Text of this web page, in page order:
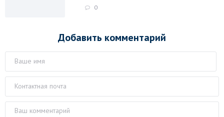
0
Добавить комментарий